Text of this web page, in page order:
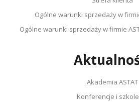
Ogólne warunki sprzedaży w
Ogólne warunki sprzedaży w firmie
Akademia ASTAT
Konferencje i